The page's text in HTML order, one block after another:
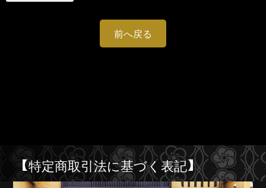
前へ戻る
【特定商取引法に基づく表記】